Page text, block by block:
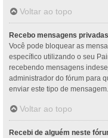
Voltar ao topo
Recebo mensagens
Você pode bloquear as
específico utilizando o seu
recebendo mensagens
administrador do fórum para
enviar este tipo de mensagem.
Voltar ao topo
Recebi de alguém neste